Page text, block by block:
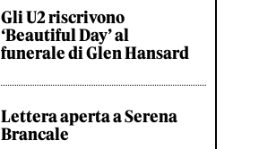
Gli U2 riscrivono
‘Beautiful Day’ al
funerale di Glen Hansard
Lettera aperta a Serena
Brancale